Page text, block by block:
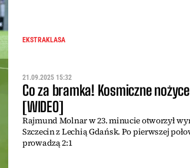
EKSTRAKLASA
21.09.2025 15:32
Co za bramka! Kosmiczne
[WIDEO]
Rajmund Molnar w 23. minucie otworzył
Szczecin z Lechią Gdańsk. Po pierwszej
prowadzą 2:1